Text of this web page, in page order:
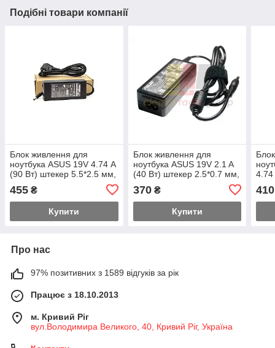
Подібні товари компанії
Блок живлення для
ноутбука ASUS 19V 4.74 А
(90 Вт) штекер 5.5*2.5 мм,
живлення
455 ₴
Купити
Блок живлення для
ноутбука ASUS 19V 2.1 A
(40 Вт) штекер 2.5*0.7 мм,
живлення
370₴
Купити
4.74
410
Про нас
97% позитивних з 1589 відгуків за рік
Працює з 18.10.2013
м. Кривий Ріг
вул.Володимира Великого, 40, Кривий Ріг, Україна